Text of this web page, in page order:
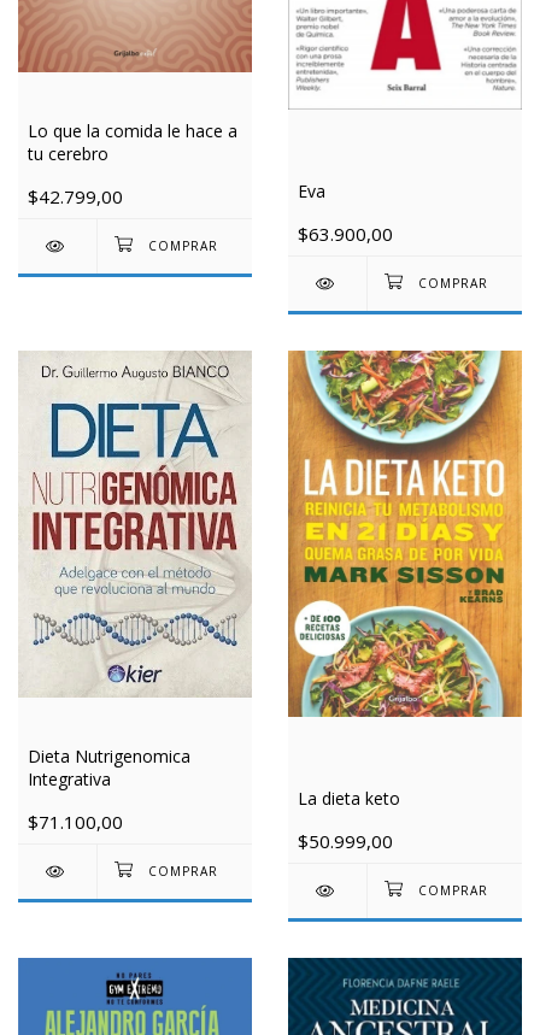
Lo que la comida le hace a
tu cerebro
$42.799,00 Eva
$63.900,00
Dieta Nutrigenomica
Integrativa
$71.100,00
La dieta keto
$50.999,00